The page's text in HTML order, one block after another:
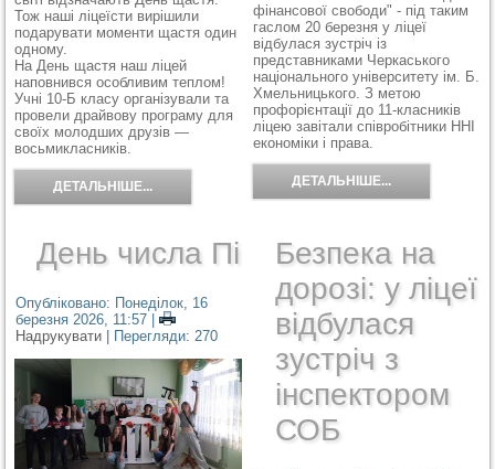
Тож наші ліцеїсти вирішили
подарувати моменти щастя один
одному.
На День щастя наш ліцей
наповнився особливим теплом!
Учні 10-Б класу організували та
провели драйвову програму для
своїх молодших друзів —
восьмикласників.
ДЕТАЛЬНІШЕ...
фінансової свободи" - під таким
гаслом 20 березня у ліцеї
відбулася зустріч із
представниками Черкаського
національного університету ім. Б.
Хмельницького. З метою
профорієнтації до 11-класників
ліцею завітали співробітники ННІ
економіки і права.
ДЕТАЛЬНІШЕ...
День числа Пі
Опубліковано: Понеділок, 16
березня 2026, 11:57 |
Надрукувати | Перегляди: 270
Безпека на
дорозі: у ліцеї
відбулася
зустріч з
інспектором
СОБ